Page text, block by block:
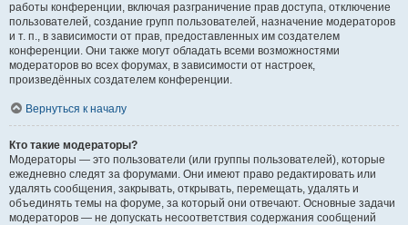
работы конференции, включая разграничение прав доступа, отключение
пользователей, создание групп пользователей, назначение модераторов
и т. п., в зависимости от прав, предоставленных им создателем
конференции. Они также могут обладать всеми возможностями
модераторов во всех форумах, в зависимости от настроек,
произведённых создателем конференции.
Вернуться к началу
Кто такие модераторы?
Модераторы — это пользователи (или группы пользователей), которые
ежедневно следят за форумами. Они имеют право редактировать или
удалять сообщения, закрывать, открывать, перемещать, удалять и
объединять темы на форуме, за который они отвечают. Основные задачи
модераторов — не допускать несоответствия содержания сообщений